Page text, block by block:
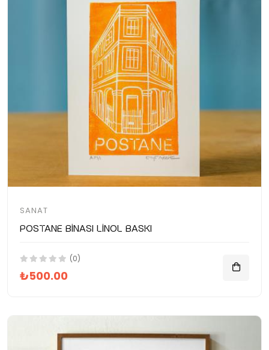
SANAT
Postane Binası Linol Baskı
(0)
₺500.00